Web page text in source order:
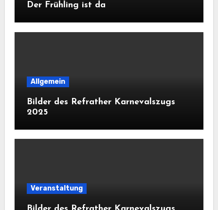
Der Frühling ist da
Allgemein
Bilder des Refrather Karnevalszugs
2025
Veranstaltung